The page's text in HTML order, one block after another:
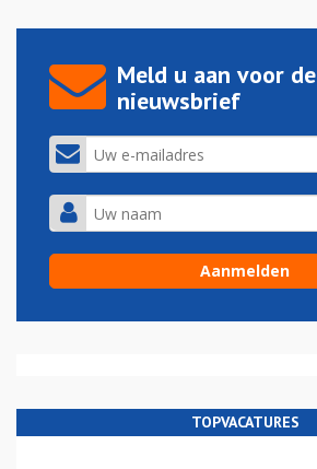
Meld u aan voor de
nieuwsbrief
TOPVACATURES